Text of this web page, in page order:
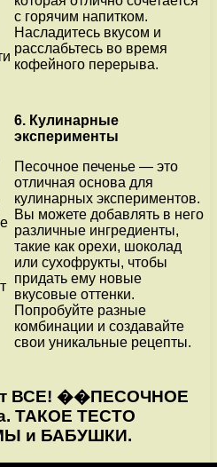
с горячим напитком.
Насладитесь вкусом и
расслабьтесь во время
кофейного перерыва.
6. Кулинарные
эксперименты
Песочное печенье — это
отличная основа для
кулинарных экспериментов.
Вы можете добавлять в него
различные ингредиенты,
такие как орехи, шоколад
или сухофрукты, чтобы
придать ему новые
вкусовые оттенки.
Попробуйте разные
комбинации и создавайте
свои уникальные рецепты.
ВСЕ! ��ПЕСОЧНОЕ
ТАКОЕ ТЕСТО
и БАБУШКИ.